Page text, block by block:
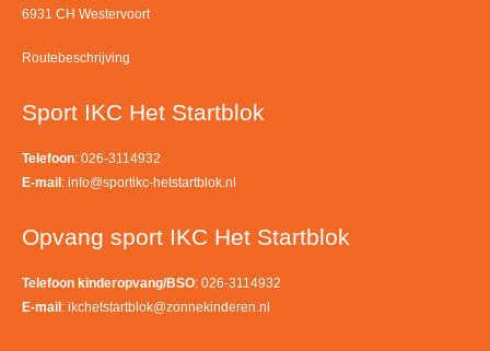
6931 CH Westervoort
Routebeschrijving
Sport IKC Het Startblok
Telefoon: 026-3114932
E-mail : info@sportikc-hetstartblok.nl
Opvang sport IKC Het Startblok
Telefoon kinderopvang/BSO: 026-3114932
E-mail : ikchetstartblok@zonnekinderen.nl